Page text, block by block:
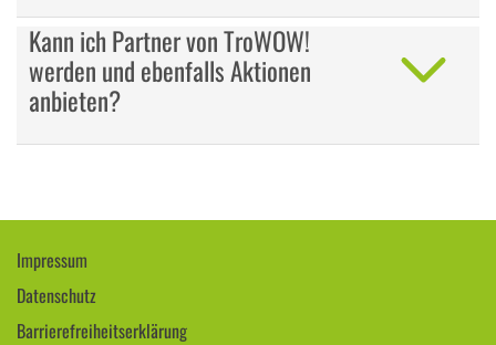
Kann ich Partner von TroWOW!
werden und ebenfalls Aktionen
anbieten?
Impressum
Datenschutz
Barrierefreiheitserklärung